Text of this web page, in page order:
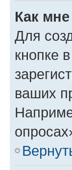
Как
Для
кнопке
ваших